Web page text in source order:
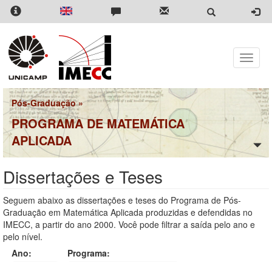
Pular
para
conteúdo
principal
Toggle
Pós-Graduação»
PROGRAMA DE MATEMÁTICA
APLICADA
Dissertações e Teses
Seguem abaixo as dissertações e teses do Programa de Pós-
Graduação em Matemática Aplicada produzidas e defendidas no
IMECC, a partir do ano 2000. Você pode filtrar a saída pelo ano e
pelo nível.
Ano:
Programa: